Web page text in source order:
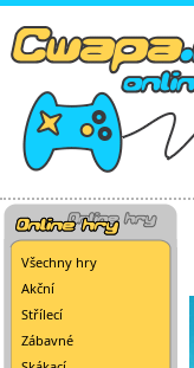
Všechny hry
Akční
Střílecí
Zábavné